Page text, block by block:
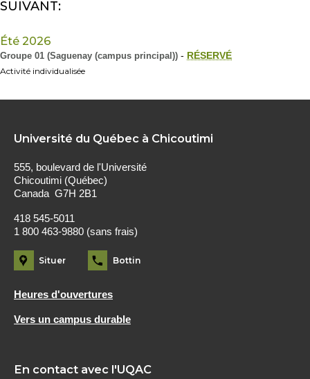
SUIVANT:
Été 2026
Groupe 01 (Saguenay (campus principal)) - RÉSERVÉ
Activité individualisée
Université du Québec à Chicoutimi
555, boulevard de l'Université
Chicoutimi (Québec)
Canada G7H 2B1
418 545-5011
1 800 463-9880 (sans frais)
Situer Bottin
Heures d'ouvertures
Vers un campus durable
En contact avec l'UQAC